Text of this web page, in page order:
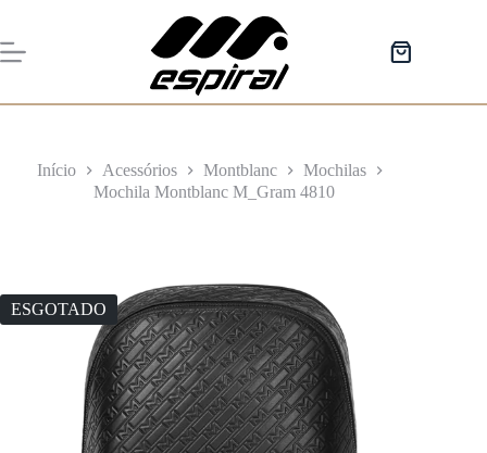
o
conteúdo
Carrinho
Início Acessórios Montblanc
Mochilas
Mochila Montblanc M_Gram 4810
ESGOTADO